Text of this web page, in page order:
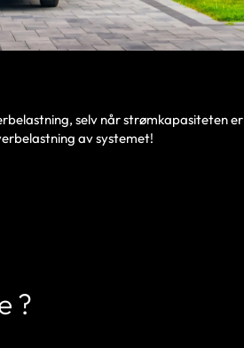
selv når strømkapasiteten er
av systemet!
?